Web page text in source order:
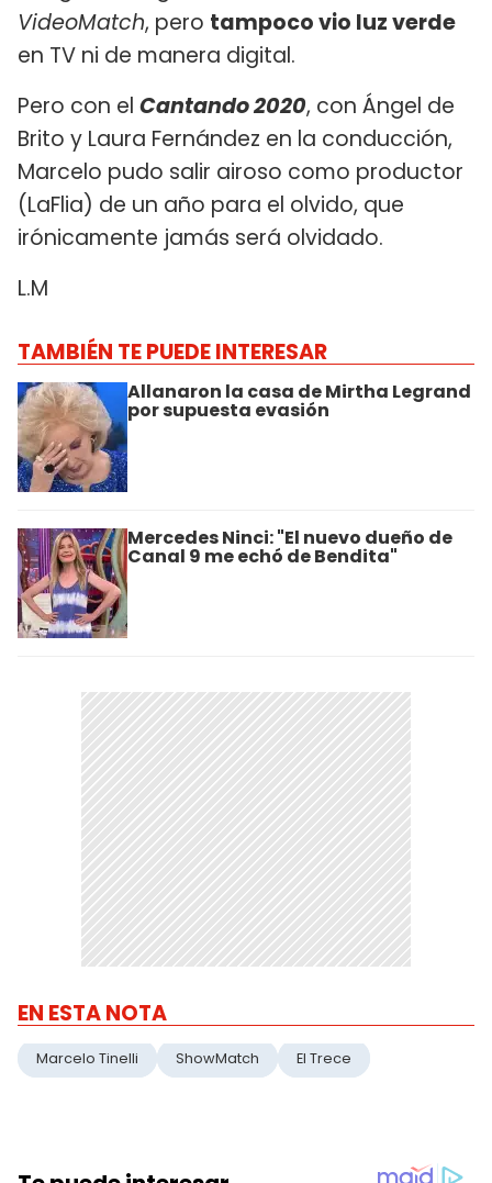
VideoMatch, pero tampoco vio luz verde
en TV ni de manera digital.
Pero con el Cantando 2020, con Ángel de
Brito y Laura Fernández en la conducción,
Marcelo pudo salir airoso como productor
(LaFlia) de un año para el olvido, que
irónicamente jamás será olvidado.
L.M
TAMBIÉN TE PUEDE INTERESAR
Allanaron la casa de Mirtha Legrand
por supuesta evasión
Mercedes Ninci: "El nuevo dueño de
Canal 9 me echó de Bendita"
EN ESTA NOTA
Marcelo Tinelli ShowMatch El Trece